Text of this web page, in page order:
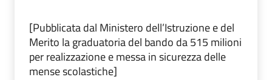
[Pubblicata dal Ministero dell’Istruzione e del
Merito la graduatoria del bando da 515 milioni
per realizzazione e messa in sicurezza delle
mense scolastiche]